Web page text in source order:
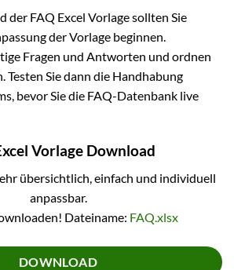
der FAQ Excel Vorlage sollten Sie
der Vorlage beginnen.
Fragen und Antworten und ordnen
Testen Sie dann die Handhabung
bevor Sie die FAQ-Datenbank live
Vorlage Download
übersichtlich, einfach und individuell
anpassbar.
Dateiname: FAQ.xlsx
DOWNLOAD